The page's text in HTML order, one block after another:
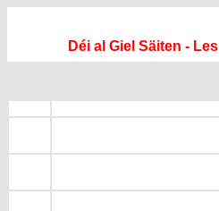
Déi al Giel Säiten -